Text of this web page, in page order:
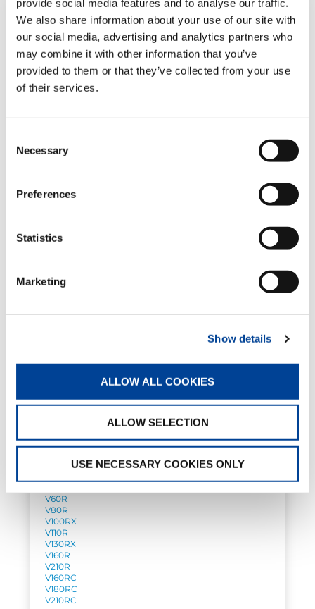
provide social media features and to analyse our traffic.
We also share information about your use of our site with
our social media, advertising and analytics partners who
may combine it with other information that you’ve
provided to them or that they’ve collected from your use
of their services.
Selection
Necessary
Preferences
Statistics
Marketing
Show details
ALLOW ALL COOKIES
ALLOW SELECTION
USE NECESSARY COOKIES ONLY
V210RC
Plumín hidráulico telescópico plegable
V110R
V160RC
Kit de horquillas
Carga útil: 3–10 t · Extensión del brazo: 0,6–0,8 m
V60R
V80R
V100RX
V110R
V130RX
V160R
V210R
V160RC
V180RC
V210RC